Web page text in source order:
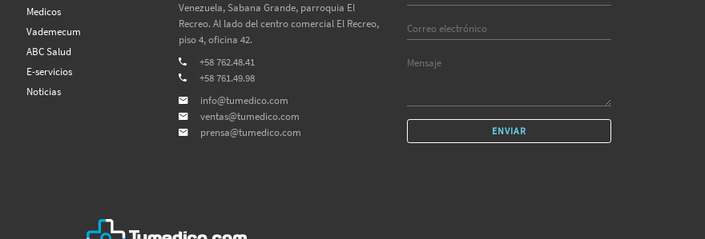
Medicos
Vademecum
ABC Salud
E-servicios
Noticias
Venezuela, Sabana Grande, parroquia El
Recreo. Al lado del centro comercial El Recreo,
piso 4, oficina 42.
+58 762.48.41
+58 761.49.98
info@tumedico.com
ventas@tumedico.com
prensa@tumedico.com
ENVIAR